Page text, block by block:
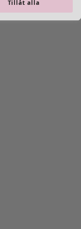
Tillåt alla